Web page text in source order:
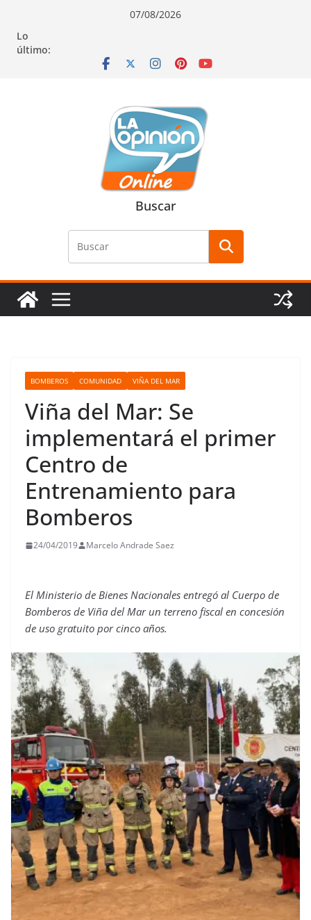
contenido
navegación
contenido
07/08/2026
Lo
último:
Buscar
BOMBEROS COMUNIDAD VIÑA DEL MAR
Viña del Mar: Se
implementará el primer
Centro de
Entrenamiento para
Bomberos
24/04/2019 Marcelo Andrade Saez
El Ministerio de Bienes Nacionales entregó al Cuerpo de
Bomberos de Viña del Mar un terreno fiscal en concesión
de uso gratuito por cinco años.